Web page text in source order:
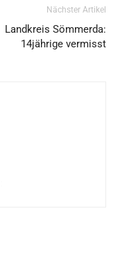
Nächster Artikel
Landkreis Sömmerda:
14jährige vermisst